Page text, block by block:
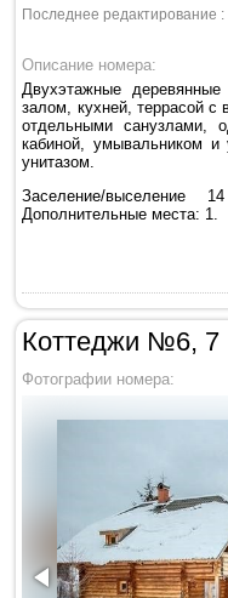
Последнее редактирование :
Описание номера:
Двухэтажные
залом, кухней, террасой
отдельными санузлами,
кабиной, умывальником
унитазом.
Заселение/
Дополнительные места: 1.
Коттеджи №6, 7
Фотографии номера: